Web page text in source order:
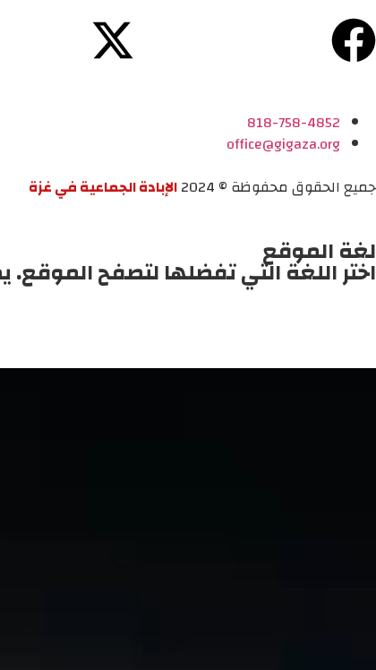
818-758-4852
office@gigaza.org
جميع الحقوق محفوظة © 2024
الإبادة الجماعية في غزة
لغة الموقع
اختر اللغة التي تفضلها لتصفح